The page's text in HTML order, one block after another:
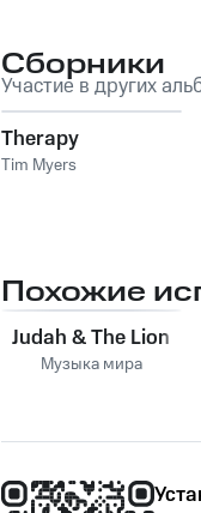
Сборники
Участие в других
Therapy
Tim Myers
Похожие
Judah & The Lion
Музыка мира